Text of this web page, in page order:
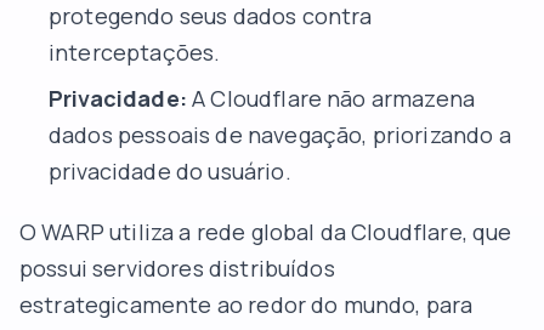
protegendo seus dados contra
interceptações.
Privacidade: A Cloudflare não armazena
dados pessoais de navegação, priorizando a
privacidade do usuário.
O WARP utiliza a rede global da Cloudflare, que
possui servidores distribuídos
estrategicamente ao redor do mundo, para